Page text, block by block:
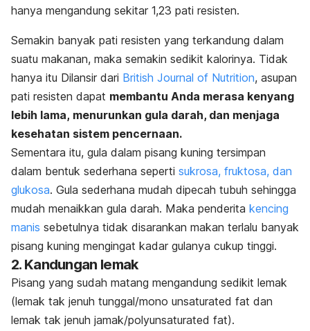
hanya mengandung sekitar 1,23 pati resisten.
Semakin banyak pati resisten yang terkandung dalam
suatu makanan, maka semakin sedikit kalorinya. Tidak
hanya itu Dilansir dari British Journal of Nutrition, asupan
pati resisten dapat membantu Anda merasa kenyang
lebih lama, menurunkan gula darah, dan menjaga
kesehatan sistem pencernaan.
Sementara itu, gula dalam pisang kuning tersimpan
dalam bentuk sederhana seperti sukrosa, fruktosa, dan
glukosa. Gula sederhana mudah dipecah tubuh sehingga
mudah menaikkan gula darah. Maka penderita kencing
manis sebetulnya tidak disarankan makan terlalu banyak
pisang kuning mengingat kadar gulanya cukup tinggi.
2. Kandungan lemak
Pisang yang sudah matang mengandung sedikit lemak
(lemak tak jenuh tunggal/mono unsaturated fat dan
lemak tak jenuh jamak/polyunsaturated fat).